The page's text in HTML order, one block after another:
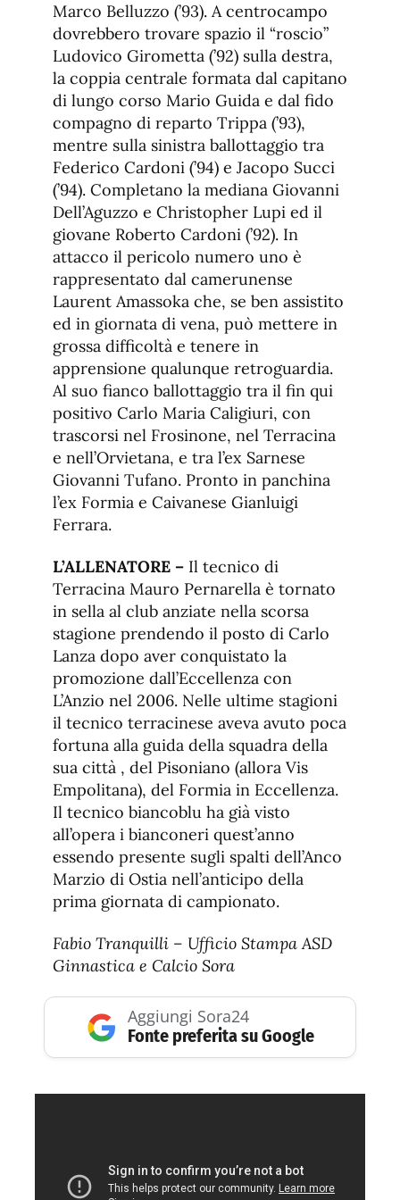
Marco Belluzzo (’93). A centrocampo
dovrebbero trovare spazio il “roscio”
Ludovico Girometta (’92) sulla destra,
la coppia centrale formata dal capitano
di lungo corso Mario Guida e dal fido
compagno di reparto Trippa (’93),
mentre sulla sinistra ballottaggio tra
Federico Cardoni (’94) e Jacopo Succi
(’94). Completano la mediana Giovanni
Dell’Aguzzo e Christopher Lupi ed il
giovane Roberto Cardoni (’92). In
attacco il pericolo numero uno è
rappresentato dal camerunense
Laurent Amassoka che, se ben assistito
ed in giornata di vena, può mettere in
grossa difficoltà e tenere in
apprensione qualunque retroguardia.
Al suo fianco ballottaggio tra il fin qui
positivo Carlo Maria Caligiuri, con
trascorsi nel Frosinone, nel Terracina
e nell’Orvietana, e tra l’ex Sarnese
Giovanni Tufano. Pronto in panchina
l’ex Formia e Caivanese Gianluigi
Ferrara.
L’ALLENATORE – Il tecnico di
Terracina Mauro Pernarella è tornato
in sella al club anziate nella scorsa
stagione prendendo il posto di Carlo
Lanza dopo aver conquistato la
promozione dall’Eccellenza con
L’Anzio nel 2006. Nelle ultime stagioni
il tecnico terracinese aveva avuto poca
fortuna alla guida della squadra della
sua città , del Pisoniano (allora Vis
Empolitana), del Formia in Eccellenza.
Il tecnico biancoblu ha già visto
all’opera i bianconeri quest’anno
essendo presente sugli spalti dell’Anco
Marzio di Ostia nell’anticipo della
prima giornata di campionato.
Fabio Tranquilli – Ufficio Stampa ASD
Ginnastica e Calcio Sora
Aggiungi Sora24
Fonte preferita su Google